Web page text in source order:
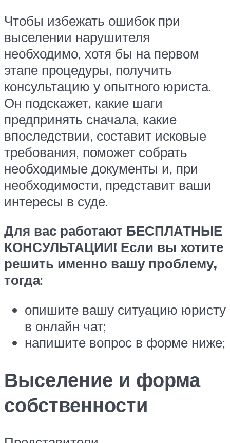
Чтобы избежать ошибок при
выселении нарушителя
необходимо, хотя бы на первом
этапе процедуры, получить
консультацию у опытного юриста.
Он подскажет, какие шаги
предпринять сначала, какие
впоследствии, составит исковые
требования, поможет собрать
необходимые документы и, при
необходимости, представит ваши
интересы в суде.
Для вас работают БЕСПЛАТНЫЕ
КОНСУЛЬТАЦИИ! Если вы хотите
решить именно вашу проблему,
тогда:
опишите вашу ситуацию юристу
в онлайн чат;
напишите вопрос в форме ниже;
Выселение и форма
собственности